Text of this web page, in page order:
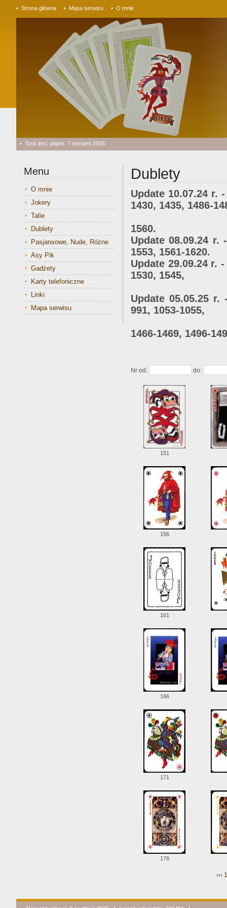
Strona główna Mapa serwisu O mnie
Dziś jest: piątek, 7 sierpień 2026
Menu
O mnie
Jokery
Talie
Dublety
Pasjansowe, Nude, Różne
Asy Pik
Gadżety
Karty telefoniczne
Linki
Mapa serwisu
Dublety
Update 10.07.24 r.
1430, 1435, 1486-
1560.
Update 08.09.24 r.
1553, 1561-1620.
Update 29.09.24 r.
1530, 1545,
Update 05.05.25 r.
991, 1053-1055,
1466-1469, 1496-
Nr od: do:
151
156
161
166
171
176
‹‹‹ 1